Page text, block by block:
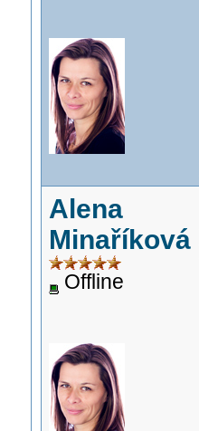
Alena
Minaříková
Offline